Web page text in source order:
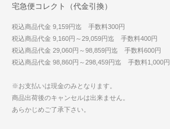
宅急便コレクト（代金引換）
税込商品代金 9,159円迄 手数料300円
税込商品代金 9,160円～29,059円迄 手数料400円
税込商品代金 29,060円～98,859円迄 手数料600円
税込商品代金 98,860円～298,459円迄 手数料1,000円
※お支払いは現金のみとなります。
商品出荷後のキャンセルは出来ません。
あらかじめご了承下さい。